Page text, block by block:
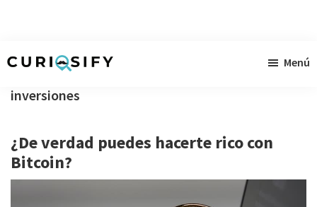
contenido
primaria
pie
raudales
Menú
inversiones
¿De verdad puedes hacerte rico con
Bitcoin?